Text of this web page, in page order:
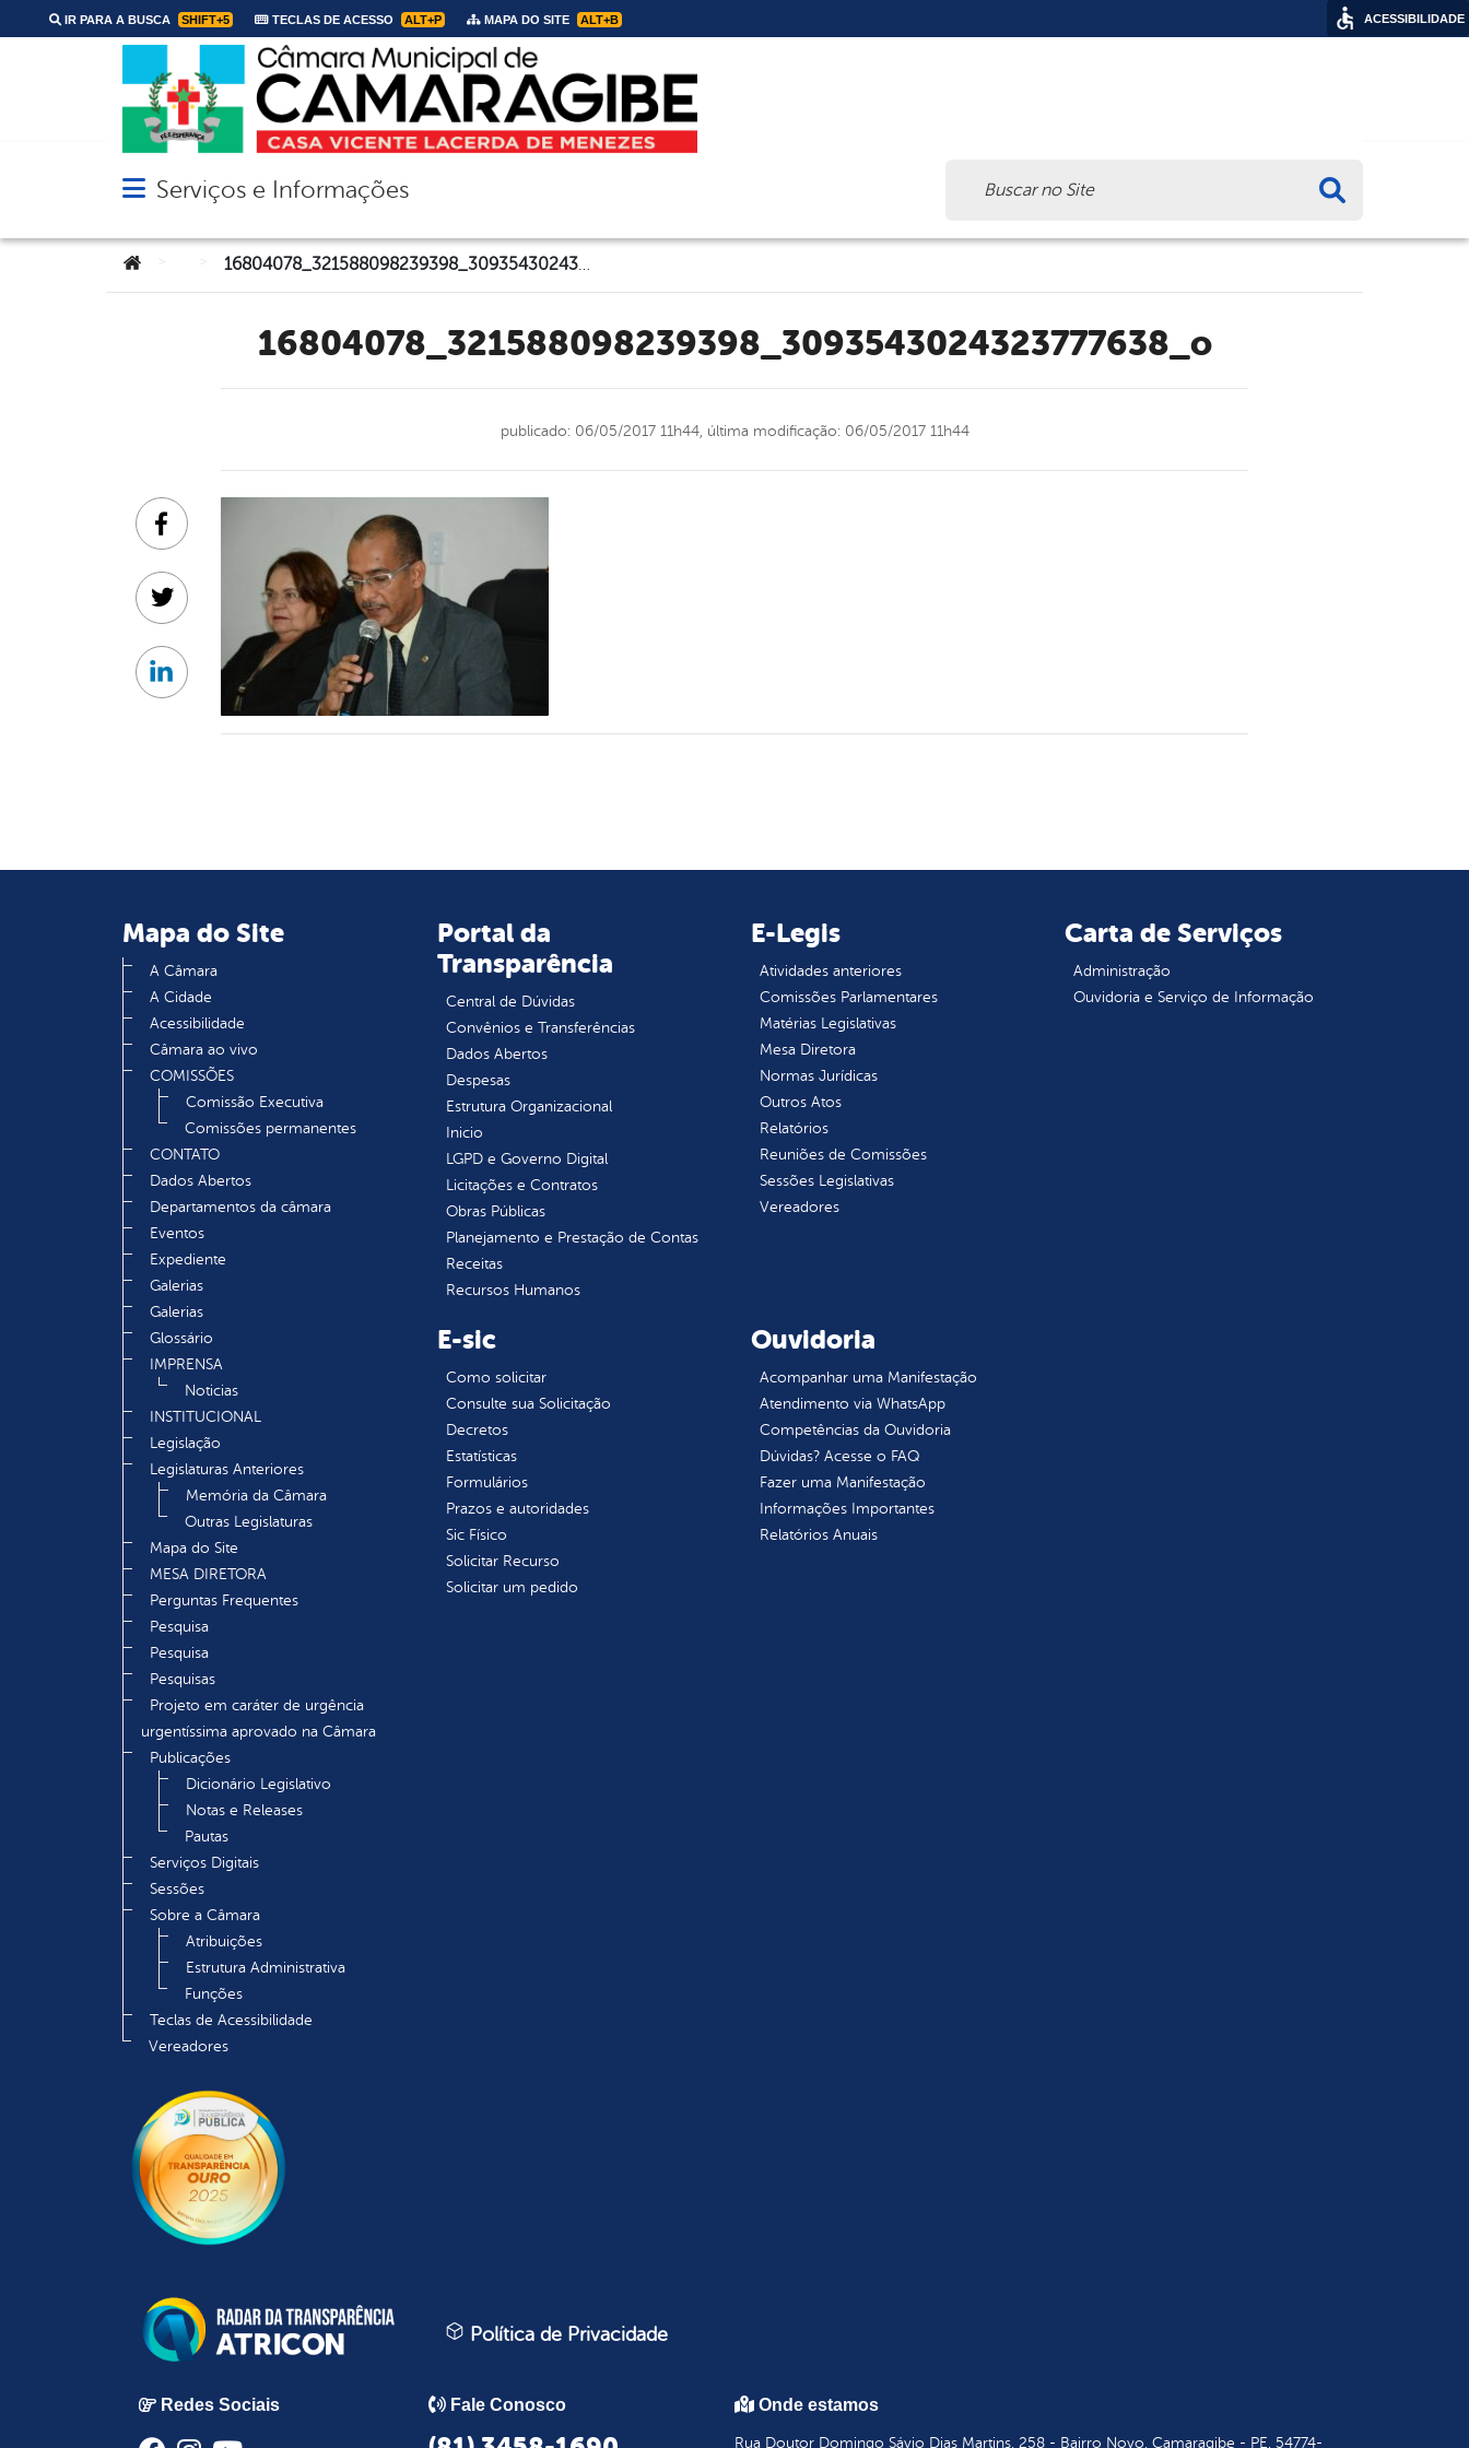
IR PARA A BUSCA SHIFT+5 TECLAS DE ACESSO ALT+P MAPA DO SITE ALT+B
Abrir menu principal de navegação
Serviços e Informações
Você está aqui: 16804078_321588098239398_3093543024323777638_o
16804078_321588098239398_3093543024323777638_o
publicado: 06/05/2017 11h44, última modificação: 06/05/2017 11h44
Facebook
Twitter
Linkedin
Mapa do Site
A Câmara
A Cidade
Acessibilidade
Câmara ao vivo
COMISSÕES
Comissão Executiva
Comissões permanentes
CONTATO
Dados Abertos
Departamentos da câmara
Eventos
Expediente
Galerias
Galerias
Glossário
IMPRENSA
Noticias
INSTITUCIONAL
Legislação
Legislaturas Anteriores
Memória da Câmara
Outras Legislaturas
Mapa do Site
MESA DIRETORA
Perguntas Frequentes
Pesquisa
Pesquisa
Pesquisas
Projeto em caráter de urgência
urgentíssima aprovado na Câmara
Publicações
Dicionário Legislativo
Notas e Releases
Pautas
Serviços Digitais
Sessões
Sobre a Câmara
Atribuições
Estrutura Administrativa
Funções
Teclas de Acessibilidade
Vereadores
Portal da
Transparência
Central de Dúvidas
Convênios e Transferências
Dados Abertos
Despesas
Estrutura Organizacional
Inicio
LGPD e Governo Digital
Licitações e Contratos
Obras Públicas
Planejamento e Prestação de Contas
Receitas
Recursos Humanos
E-Legis
Atividades anteriores
Comissões Parlamentares
Matérias Legislativas
Mesa Diretora
Normas Jurídicas
Outros Atos
Relatórios
Reuniões de Comissões
Sessões Legislativas
Vereadores
Carta de Serviços
Administração
Ouvidoria e Serviço de Informação
E-sic
Como solicitar
Consulte sua Solicitação
Decretos
Estatísticas
Formulários
Prazos e autoridades
Sic Físico
Solicitar Recurso
Solicitar um pedido
Ouvidoria
Acompanhar uma Manifestação
Atendimento via WhatsApp
Competências da Ouvidoria
Dúvidas? Acesse o FAQ
Fazer uma Manifestação
Informações Importantes
Relatórios Anuais
Política de Privacidade
Redes Sociais Fale Conosco Onde estamos
Rua Doutor Domingo Sávio Dias Martins, 258 - Bairro Novo, Camaragibe - PE, 54774-
ACESSIBILIDADE